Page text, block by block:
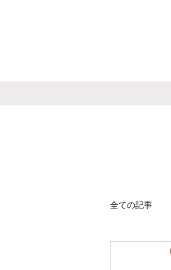
全ての記事